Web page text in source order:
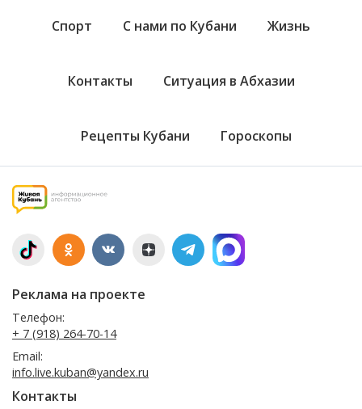
Спорт С нами по Кубани Жизнь
Контакты Ситуация в Абхазии
Рецепты Кубани Гороскопы
Реклама на проекте
Телефон:
+ 7 (918) 264-70-14
Email:
info.live.kuban@yandex.ru
Контакты